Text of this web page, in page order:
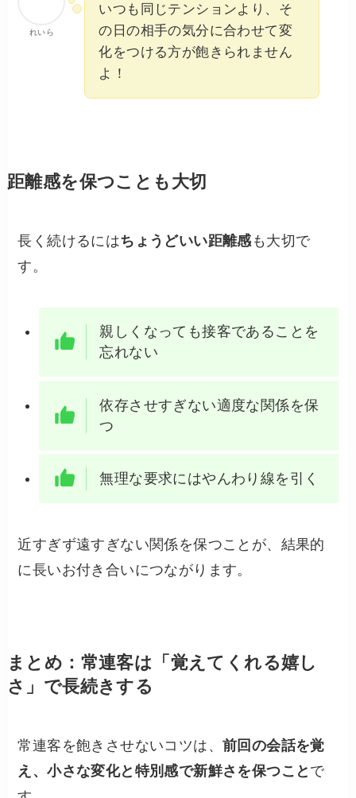
れいら
いつも同じテンションより、そ
の日の相手の気分に合わせて変
化をつける方が飽きられません
よ！
距離感を保つことも大切
長く続けるにはちょうどいい距離感 も大切で
す。
親しくなっても接客であることを
忘れない
依存させすぎない適度な関係を保
つ
無理な要求にはやんわり線を引く
近すぎず遠すぎない関係を保つことが、結果的
に長いお付き合いにつながります。
まとめ：常連客は「覚えてくれる嬉し
さ」で長続きする
常連客を飽きさせないコツは、前回の会話を覚
え、小さな変化と特別感で新鮮さを保つこと で